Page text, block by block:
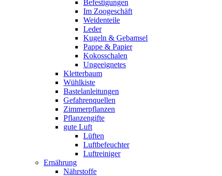
Befestigungen
Im Zoogeschäft
Weidenteile
Leder
Kugeln & Gebamsel
Pappe & Papier
Kokosschalen
Ungeeignetes
Kletterbaum
Wühlkiste
Bastelanleitungen
Gefahrenquellen
Zimmerpflanzen
Pflanzengifte
gute Luft
Lüften
Luftbefeuchter
Luftreiniger
Ernährung
Nährstoffe